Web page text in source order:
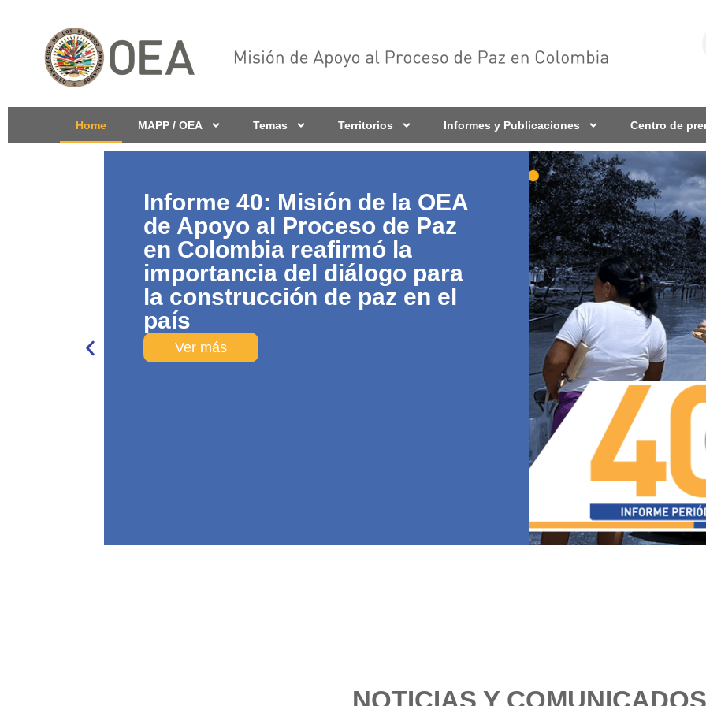
Home MAPP / OEA Temas Territorios Informes y Publicaciones Centro de
Informe 40: Misión de la OEA
de Apoyo al Proceso de Paz
en Colombia reafirmó la
importancia del diálogo para
la construcción de paz en el
país
Ver más
NOTICIAS Y COMUNICADOS